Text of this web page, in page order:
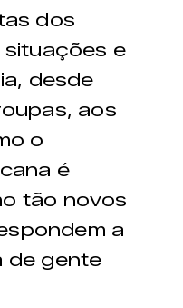
dos
situações e
desde
aos
o
é
tão novos
a
de gente